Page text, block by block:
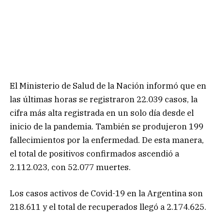
El Ministerio de Salud de la Nación informó que en
las últimas horas se registraron 22.039 casos, la
cifra más alta registrada en un solo día desde el
inicio de la pandemia. También se produjeron 199
fallecimientos por la enfermedad. De esta manera,
el total de positivos confirmados ascendió a
2.112.023, con 52.077 muertes.
Los casos activos de Covid-19 en la Argentina son
218.611 y el total de recuperados llegó a 2.174.625.